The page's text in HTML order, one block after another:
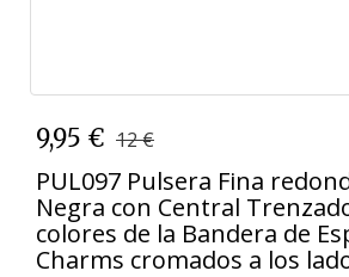
9,95 € 12 €
PUL097 Pulsera Fina
Negra con Central
colores de la Bandera de
Charms cromados a los